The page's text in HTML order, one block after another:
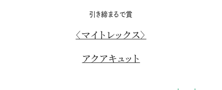
引き締まるで賞
〈マイトレックス〉
アクアキュット